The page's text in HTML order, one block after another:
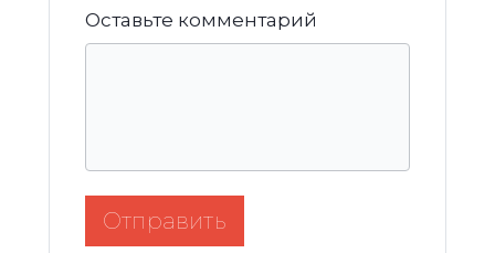
Оставьте комментарий
Отправить